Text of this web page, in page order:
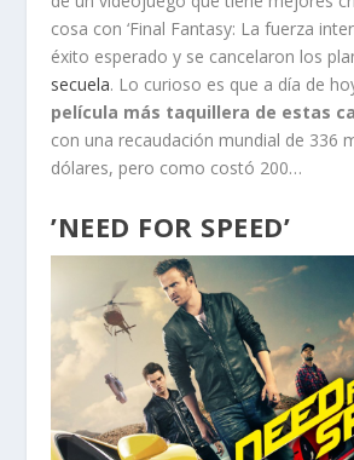
cosa con ‘Final Fantasy: La fuerza
éxito esperado y se cancelaron los
secuela. Lo curioso es que a día de
película más taquillera de estas
con una recaudación mundial de 336
dólares, pero como costó 200…
’NEED FOR SPEED’